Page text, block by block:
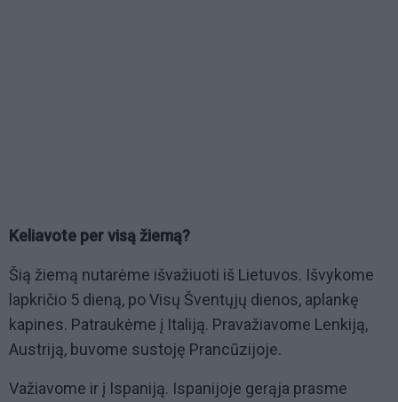
Keliavote per visą žiemą?
Šią žiemą nutarėme išvažiuoti iš Lietuvos. Išvykome
lapkričio 5 dieną, po Visų Šventųjų dienos, aplankę
kapines. Patraukėme į Italiją. Pravažiavome Lenkiją,
Austriją, buvome sustoję Prancūzijoje.
Važiavome ir į Ispaniją. Ispanijoje gerąja prasme